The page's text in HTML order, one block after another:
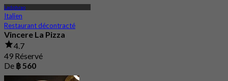
Ladphrao
Italien
Restaurant décontracté
Vincere La Pizza
4.7
49 Réservé
De ฿ 560